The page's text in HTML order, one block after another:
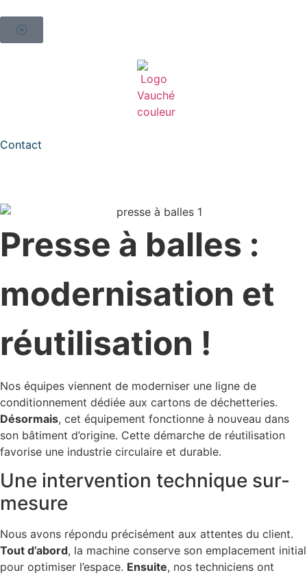
Contact
Presse à balles :
modernisation et
réutilisation !
Nos équipes viennent de moderniser une ligne de
conditionnement dédiée aux cartons de déchetteries.
Désormais, cet équipement fonctionne à nouveau dans
son bâtiment d’origine. Cette démarche de réutilisation
favorise une industrie circulaire et durable.
Une intervention technique sur-
mesure
Nous avons répondu précisément aux attentes du client.
Tout d’abord, la machine conserve son emplacement initial
pour optimiser l’espace. Ensuite, nos techniciens ont